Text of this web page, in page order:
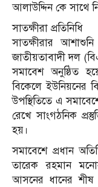
আলাউদ্দিন কে সাথে
সাতক্ষীরা প্রতিনিধি
সাতক্ষীরার
জাতীয়তাবাদী দল
সমাবেশ অনুষ্ঠিত
বিকেলে ইউনিয়নের
উপস্থিতিতে এ
রেখে সাংগঠনিক
হয়।
সমাবেশে প্রধান
তারেক রহমান
আসনের ধানের শীষ